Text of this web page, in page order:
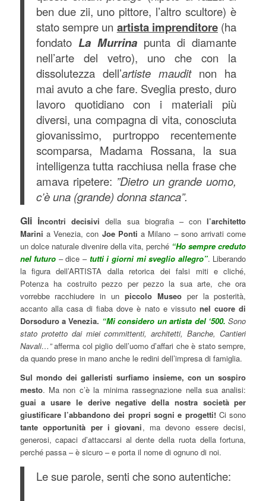
ben due zii, uno pittore, l’altro scultore) è
stato sempre un artista imprenditore (ha
fondato La Murrina punta di diamante
nell’arte del vetro), uno che con la
dissolutezza dell’artiste mauditnon ha
mai avuto a che fare. Sveglia presto, duro
lavoro quotidiano con i materiali più
diversi, una compagna di vita, conosciuta
giovanissimo, purtroppo recentemente
scomparsa, Madama Rossana, la sua
intelligenza tutta racchiusa nella frase che
amava ripetere: ”Dietro un grande uomo,
c’è una (grande) donna stanca”.
Gli incontri decisivi della sua biografia – conl’architetto
Marini a Venezia, con Joe Ponti a Milano – sono arrivati come
un dolce naturale divenire della vita, perché “Ho sempre creduto
nel futuro – dice – tutti i giorni mi sveglio allegro”. Liberando
la figura dell’ARTISTA dalla retorica dei falsi miti e cliché,
Potenza ha costruito pezzo per pezzo la sua arte, che ora
vorrebbe racchiudere in un piccolo Museoper la posterità,
accanto alla casa di fiaba dove è nato e vissutonel cuore di
Dorsoduro a Venezia. “Mi considero un artista del ‘500. Sono
stato protetto dai miei committenti, architetti, Banche, Cantieri
Navali…”afferma col piglio dell’uomo d’affari che è stato sempre,
da quando prese in mano anche le redini dell’impresa di famiglia.
Sul mondo dei galleristi surfiamo insieme, con un sospiro
mesto. Ma non c’è la minima rassegnazione nella sua analisi:
guai a usare le derive negative della nostra società per
giustificare l’abbandono dei propri sogni e progetti!Ci sono
tante opportunità per i giovani, ma devono essere decisi,
generosi, capaci d’attaccarsi al dente della ruota della fortuna,
perché passa – è sicuro – e porta il nome di ognuno di noi.
Le sue parole, senti che sono autentiche: